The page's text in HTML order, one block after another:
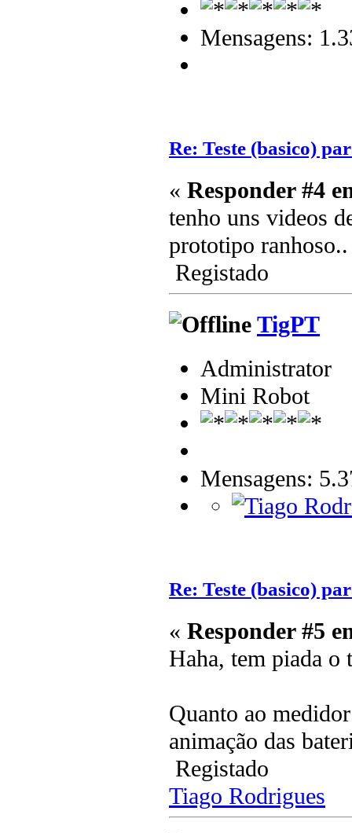
Mensagens:
Re: Teste (basico)
« Responder #4
tenho uns videos
prototipo ranhoso..
Registado
TigPT
Administrator
Mini Robot
Mensagens:
Re: Teste (basico)
« Responder #5
Haha, tem piada
Quanto ao
animação das
Registado
Tiago Rodrigues